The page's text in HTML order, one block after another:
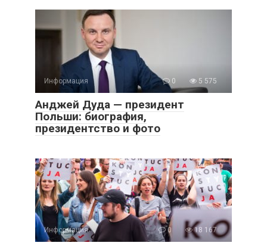
Информация 0 5 575
Анджей Дуда — президент
Польши: биография,
президентство и фото
Информация 0 18 167